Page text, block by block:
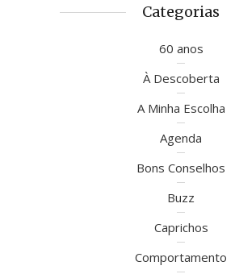
Categorias
60 anos
À Descoberta
A Minha Escolha
Agenda
Bons Conselhos
Buzz
Caprichos
Comportamento